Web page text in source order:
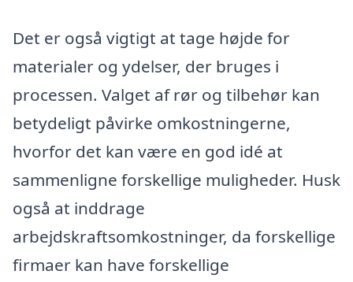
Det er også vigtigt at tage højde for
materialer og ydelser, der bruges i
processen. Valget af rør og tilbehør kan
betydeligt påvirke omkostningerne,
hvorfor det kan være en god idé at
sammenligne forskellige muligheder. Husk
også at inddrage
arbejdskraftsomkostninger, da forskellige
firmaer kan have forskellige